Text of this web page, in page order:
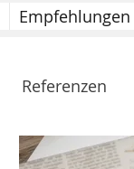
Empfehlungen
Referenzen